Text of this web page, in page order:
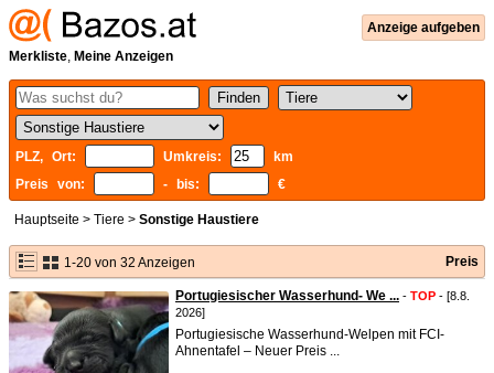
Anzeige aufgeben
Merkliste, Meine Anzeigen
PLZ, Ort: Umkreis:
km
Preis von:
- bis: €
Hauptseite > Tiere > Sonstige Haustiere
1-20 von 32 Anzeigen Preis
Portugiesischer Wasserhund- We ... - TOP - [8.8.
2026]
Portugiesische Wasserhund-Welpen mit FCI-
Ahnentafel – Neuer Preis ...